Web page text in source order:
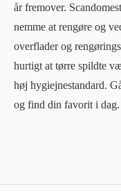
år fremover.
nemme at rengøre og
overflader og
hurtigt at tørre spildte
høj hygiejnestandard.
og find din favorit i dag.